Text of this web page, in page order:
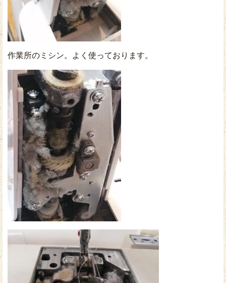
作業所のミシン。よく使っております。